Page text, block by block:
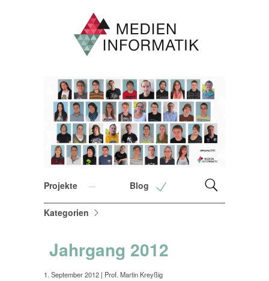
Projekte Blog
Kategorien
Jahrgang 2012
1. September 2012 | Prof. Martin Kreyßig